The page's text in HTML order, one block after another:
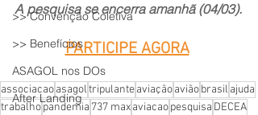
>> Convenção Coletiva
>> Benefícios
ASAGOL nos DOs
After Landing
A pesquisa se encerra amanhã (04/03).
PARTICIPE AGORA
associacaoasagoltripulanteaviaçãoaviãobrasil ajuda
trabalhopandemia 737 maxaviacaopesquisa DECEA